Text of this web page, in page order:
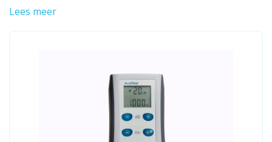
Lees meer